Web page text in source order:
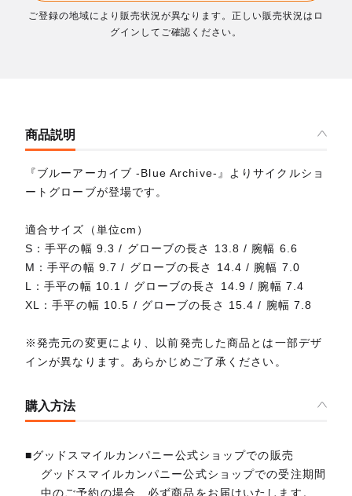
ご登録の地域により販売状況が異なります。正しい販売状況はロ
グインしてご確認ください。
商品説明
『ブルーアーカイブ -Blue Archive-』よりサイクルショ
ートグローブが登場です。
適合サイズ（単位cm）
S：手平の幅 9.3 / グローブの長さ 13.8 / 腕幅 6.6
M：手平の幅 9.7 / グローブの長さ 14.4 / 腕幅 7.0
L：手平の幅 10.1 / グローブの長さ 14.9 / 腕幅 7.4
XL：手平の幅 10.5 / グローブの長さ 15.4 / 腕幅 7.8
※発売元の変更により、以前発売した商品とは一部デザ
インが異なります。あらかじめご了承ください。
購入方法
■グッドスマイルカンパニー公式ショップでの販売
グッドスマイルカンパニー公式ショップでの受注期間
中のご予約の場合、必ず商品をお届けいたします。